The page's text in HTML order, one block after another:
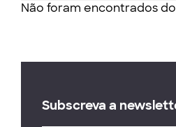
Não foram encontrados
Subscreva a